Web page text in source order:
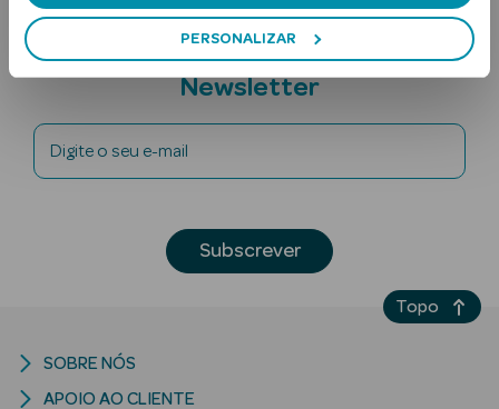
PERSONALIZAR
Lábios
Subscreva a
Newsletter
Digite o seu e-mail
Subscrever
SOBRE NÓS
APOIO AO CLIENTE
Topo